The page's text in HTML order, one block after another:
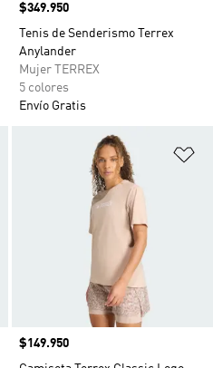
Precio
$349.950
Tenis de Senderismo Terrex
Anylander
Mujer TERREX
5 colores
Envío Gratis
Añadir a la lista de deseos
Precio
$149.950